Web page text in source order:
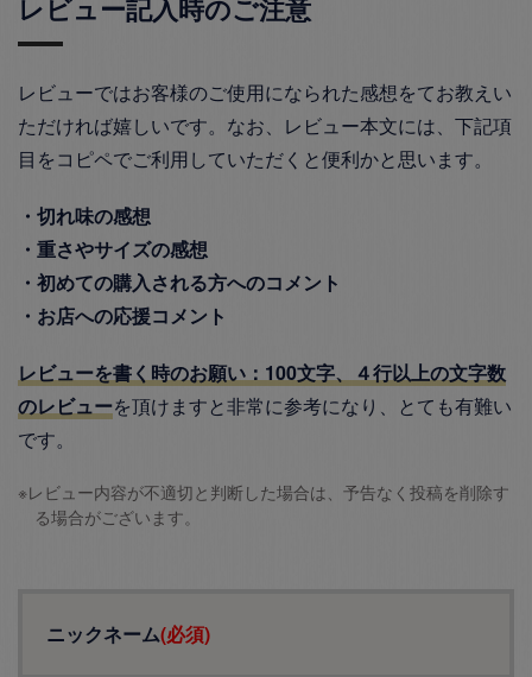
レビュー記入時のご注意
レビューではお客様のご使用になられた感想をてお教えい
ただければ嬉しいです。なお、レビュー本文には、下記項
目をコピペでご利用していただくと便利かと思います。
・切れ味の感想
・重さやサイズの感想
・初めての購入される方へのコメント
・お店への応援コメント
レビューを書く時のお願い：100文字、４行以上の文字数
のレビューを頂けますと非常に参考になり、とても有難い
です。
※レビュー内容が不適切と判断した場合は、予告なく投稿を削除す
る場合がございます。
ニックネーム(必須)